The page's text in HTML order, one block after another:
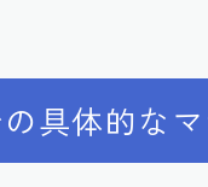
具体的な